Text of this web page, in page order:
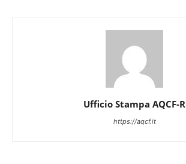
Ufficio Stampa AQCF-R
https://aqcf.it